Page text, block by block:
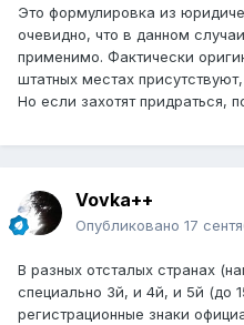
Это формулировка из
очевидно, что в данном
применимо. Фактически
штатных местах
Но если захотят придраться,
Vovka++
Опубликовано 17
В разных отсталых странах
специально 3й, и 4й, и 5й (до
регистрационные знаки